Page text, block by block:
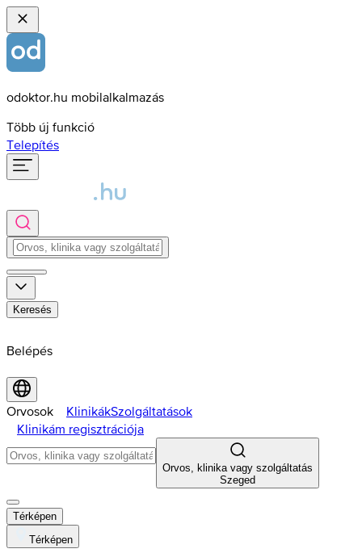
odoktor.hu mobilalkalmazás
Több új funkció
Telepítés
Keresés
Belépés
Orvosok KlinikákSzolgáltatások
Klinikám regisztrációja
Orvos, klinika vagy szolgáltatás
Szeged
Térképen
Térképen